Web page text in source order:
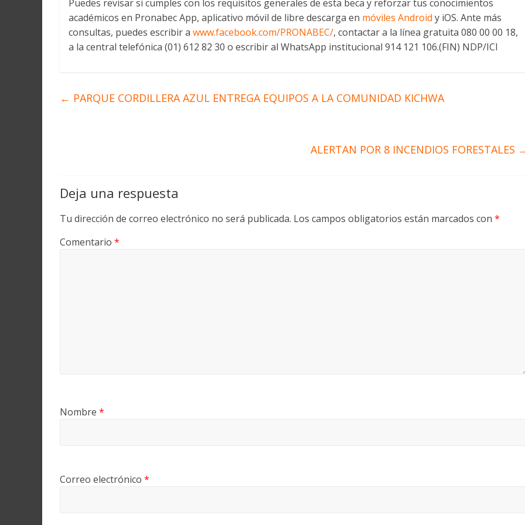
Puedes revisar si cumples con los requisitos generales de esta beca y reforzar tus conocimientos
académicos en Pronabec App, aplicativo móvil de libre descarga en móviles Android y iOS. Ante más
consultas, puedes escribir a www.facebook.com/PRONABEC/, contactar a la línea gratuita 080 00 00 18,
a la central telefónica (01) 612 82 30 o escribir al WhatsApp institucional 914 121 106.(FIN) NDP/ICI
← PARQUE CORDILLERA AZUL ENTREGA EQUIPOS A LA COMUNIDAD KICHWA
ALERTAN POR 8 INCENDIOS FORESTALES
Deja una respuesta
Tu dirección de correo electrónico no será publicada. Los campos obligatorios están marcados con *
Comentario *
Nombre *
Correo electrónico *